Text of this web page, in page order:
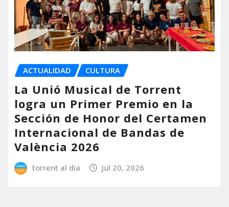
ACTUALIDAD CULTURA
La Unió Musical de Torrent
logra un Primer Premio en la
Sección de Honor del Certamen
Internacional de Bandas de
València 2026
torrent al dia Jul 20, 2026